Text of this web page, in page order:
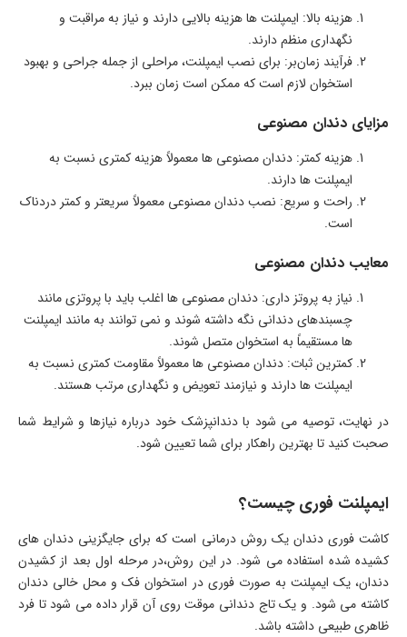
هزینه بالا: ایمپلنت ها هزینه بالایی دارند و نیاز به مراقبت و
نگهداری منظم دارند.
فرآیند زمان‌بر: برای نصب ایمپلنت، مراحلی از جمله جراحی و بهبود
استخوان لازم است که ممکن است زمان ببرد.
مزایای دندان مصنوعی
هزینه کمتر: دندان مصنوعی ها معمولاً هزینه کمتری نسبت به
ایمپلنت ها دارند.
راحت و سریع: نصب دندان مصنوعی معمولاً سریعتر و کمتر دردناک
است.
معایب دندان مصنوعی
نیاز به پروتز داری: دندان مصنوعی ها اغلب باید با پروتزی مانند
چسبندهای دندانی نگه داشته شوند و نمی توانند به مانند ایمپلنت
ها مستقیماً به استخوان متصل شوند.
کمترین ثبات: دندان مصنوعی ها معمولاً مقاومت کمتری نسبت به
ایمپلنت ها دارند و نیازمند تعویض و نگهداری مرتب هستند.
در نهایت، توصیه می شود با دندانپزشک خود درباره نیازها و شرایط شما
صحبت کنید تا بهترین راهکار برای شما تعیین شود.
ایمپلنت فوری چیست؟
کاشت فوری دندان یک روش درمانی است که برای جایگزینی دندان های
کشیده شده استفاده می شود. در این روش،در مرحله اول بعد از کشیدن
دندان، یک ایمپلنت به صورت فوری در استخوان فک و محل خالی دندان
کاشته می شود. و یک تاج دندانی موقت روی آن قرار داده می شود تا فرد
ظاهری طبیعی داشته باشد.